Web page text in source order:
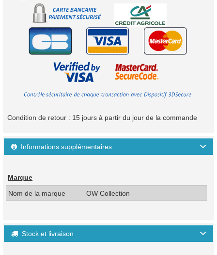
Condition de retour : 15 jours à partir du jour de la commande
 Informations supplémentaires
Marque
Nom de la marque OW Collection
 Stock et livraison